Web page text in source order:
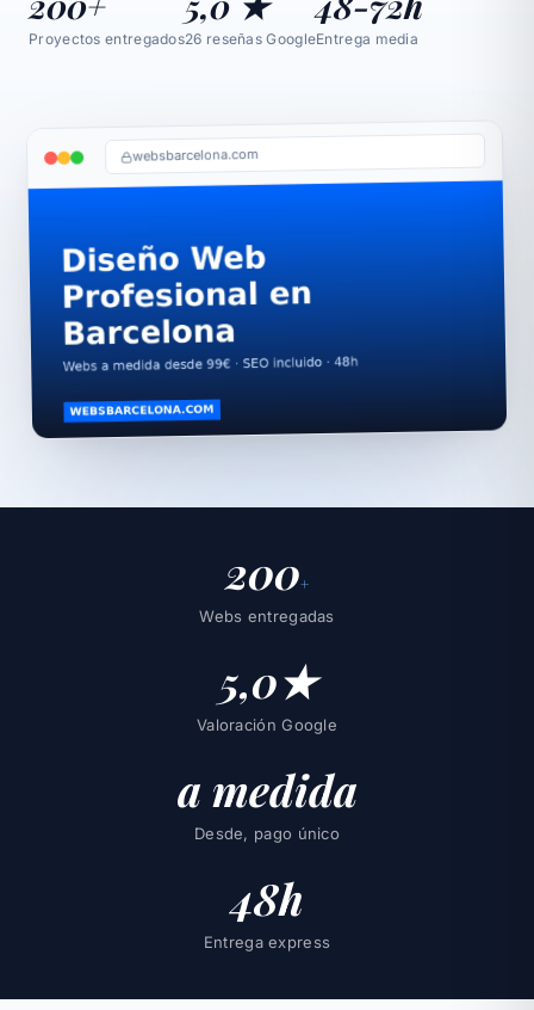
Proyectos entregados26 reseñas GoogleEntrega media
websbarcelona.com
200+
Webs entregadas
5,0★
Valoración Google
a medida
Desde, pago único
48h
Entrega express